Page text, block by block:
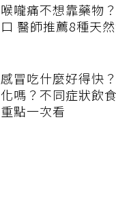
喉嚨痛不想靠藥物
口 醫師推薦8種天
感冒吃什麼好得快
化嗎？不同症狀飲
重點一次看